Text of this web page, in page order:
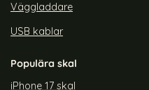
Väggladdare
USB kablar
Populära skal
iPhone 17 skal